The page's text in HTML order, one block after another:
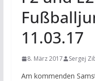
11.03.17
8. März 2017 Sergej
Am kommenden